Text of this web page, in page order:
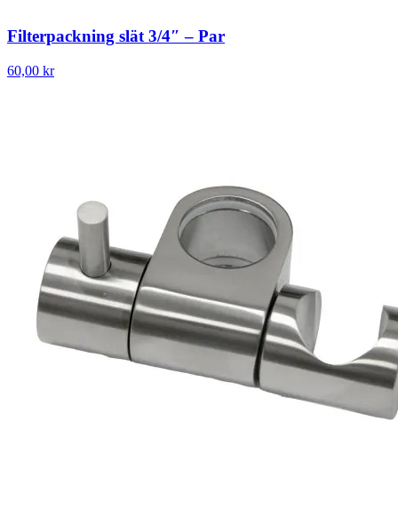
Filterpackning slät 3/4″ – Par
60,00 kr